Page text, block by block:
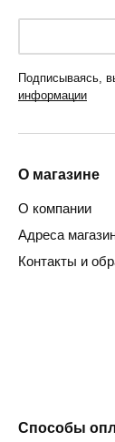
Подписываясь,
информации
О магазине
О компании
Адреса
Контакты и
Способы